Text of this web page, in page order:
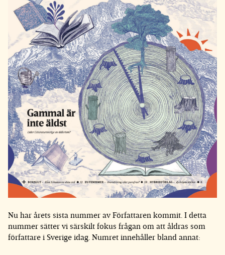
Nu har årets sista nummer av Författaren kommit. I detta
nummer sätter vi särskilt fokus frågan om att åldras som
författare i Sverige idag. Numret innehåller bland annat: